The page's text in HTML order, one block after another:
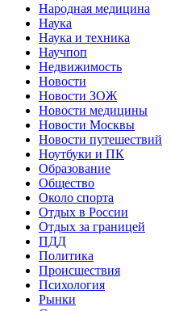
Народная медицина
Наука
Наука и техника
Научпоп
Недвижимость
Новости
Новости ЗОЖ
Новости медицины
Новости Москвы
Новости путешествий
Ноутбуки и ПК
Образование
Общество
Около спорта
Отдых в России
Отдых за границей
ПДД
Политика
Происшествия
Психология
Рынки